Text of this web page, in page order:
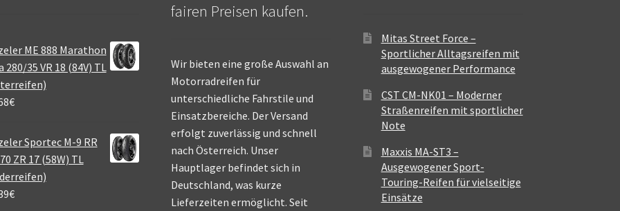
ME 888 Marathon
280/35 VR 18 (84V) TL
€
Sportec M-9 RR
ZR 17 (58W) TL
€
fairen Preisen kaufen.
Wir bieten eine große Auswahl an
Motorradreifen für
unterschiedliche Fahrstile und
Einsatzbereiche. Der Versand
erfolgt zuverlässig und schnell
nach Österreich. Unser
Hauptlager befindet sich in
Deutschland, was kurze
Lieferzeiten ermöglicht. Seit
Mitas Street Force –
Sportlicher Alltagsreifen mit
ausgewogener Performance
CST CM-NK01 – Moderner
Straßenreifen mit sportlicher
Note
Maxxis MA-ST3 –
Ausgewogener Sport-
Touring-Reifen für vielseitige
Einsätze